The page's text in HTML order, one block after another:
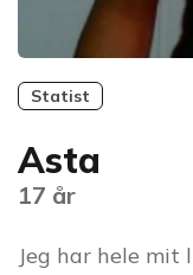
Statist
Asta
17 år
Jeg har hele mit